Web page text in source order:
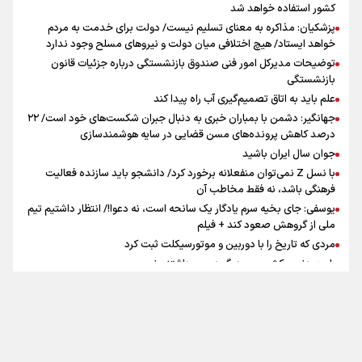
سه حسرتی که به دلم ماند
اینفو برنا / ۴ مسیر اصلی پیاده روی اربعین در عراق
کشور استفاده خواهد شد
پزشکیان: مذاکره به معنای تسلیم نیست/ دولت برای خدمت به مردم
خواهد ایستاد/ هیچ اختلافی میان دولت و نیروهای مسلح وجود ندارد
توضیحات مدیرکل امور فنی صندوق بازنشستگی درباره جزئیات قانون
بازنشستگی
علم باید به اتاق تصمیم‌گیری آب راه پیدا کند
جهانگیر: دشمن با بمباران خبری به دنبال جبران شکست‌های خود است/ ۲۲
درصد کاهش پرونده‌های مسن قضایی در سایه هوشمندسازی
جوان سال ایران باشید
با نسل Z نمی‌توان منفعلانه برخورد کرد/ دانشجو باید سازنده فعالیت
فرهنگی باشد، نه فقط مخاطب آن
یوسفی: جای بخیه سرم یادگار یک سانحه است، نه دعوا!/ انتظار داشتیم تیم
ملی از گروهش صعود کند + فیلم
مردی که تاریخ را با دوربین و موتورسیکلت ثبت کرد
رابرت دنیرو: کشور من دیگر دوست‌داشتنی نیست